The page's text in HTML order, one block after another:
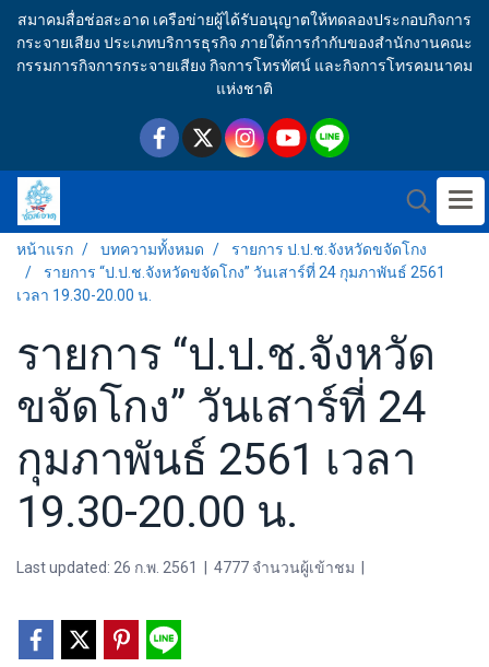
สมาคมสื่อช่อสะอาด เครือข่ายผู้ได้รับอนุญาตให้ทดลองประกอบกิจการ
กระจายเสียง ประเภทบริการธุรกิจ ภายใต้การกำกับของสำนักงานคณะ
กรรมการกิจการกระจายเสียง กิจการโทรทัศน์ และกิจการโทรคมนาคม
แห่งชาติ
หน้าแรก บทความทั้งหมด
รายการ ป.ป.ช.จังหวัดขจัดโกง
รายการ “ป.ป.ช.จังหวัดขจัดโกง” วันเสาร์ที่ 24 กุมภาพันธ์ 2561
เวลา 19.30-20.00 น.
รายการ “ป.ป.ช.จังหวัด
ขจัดโกง” วันเสาร์ที่ 24
กุมภาพันธ์ 2561 เวลา
19.30-20.00 น.
Last updated: 26 ก.พ. 2561 4777 จำนวนผู้เข้าชม